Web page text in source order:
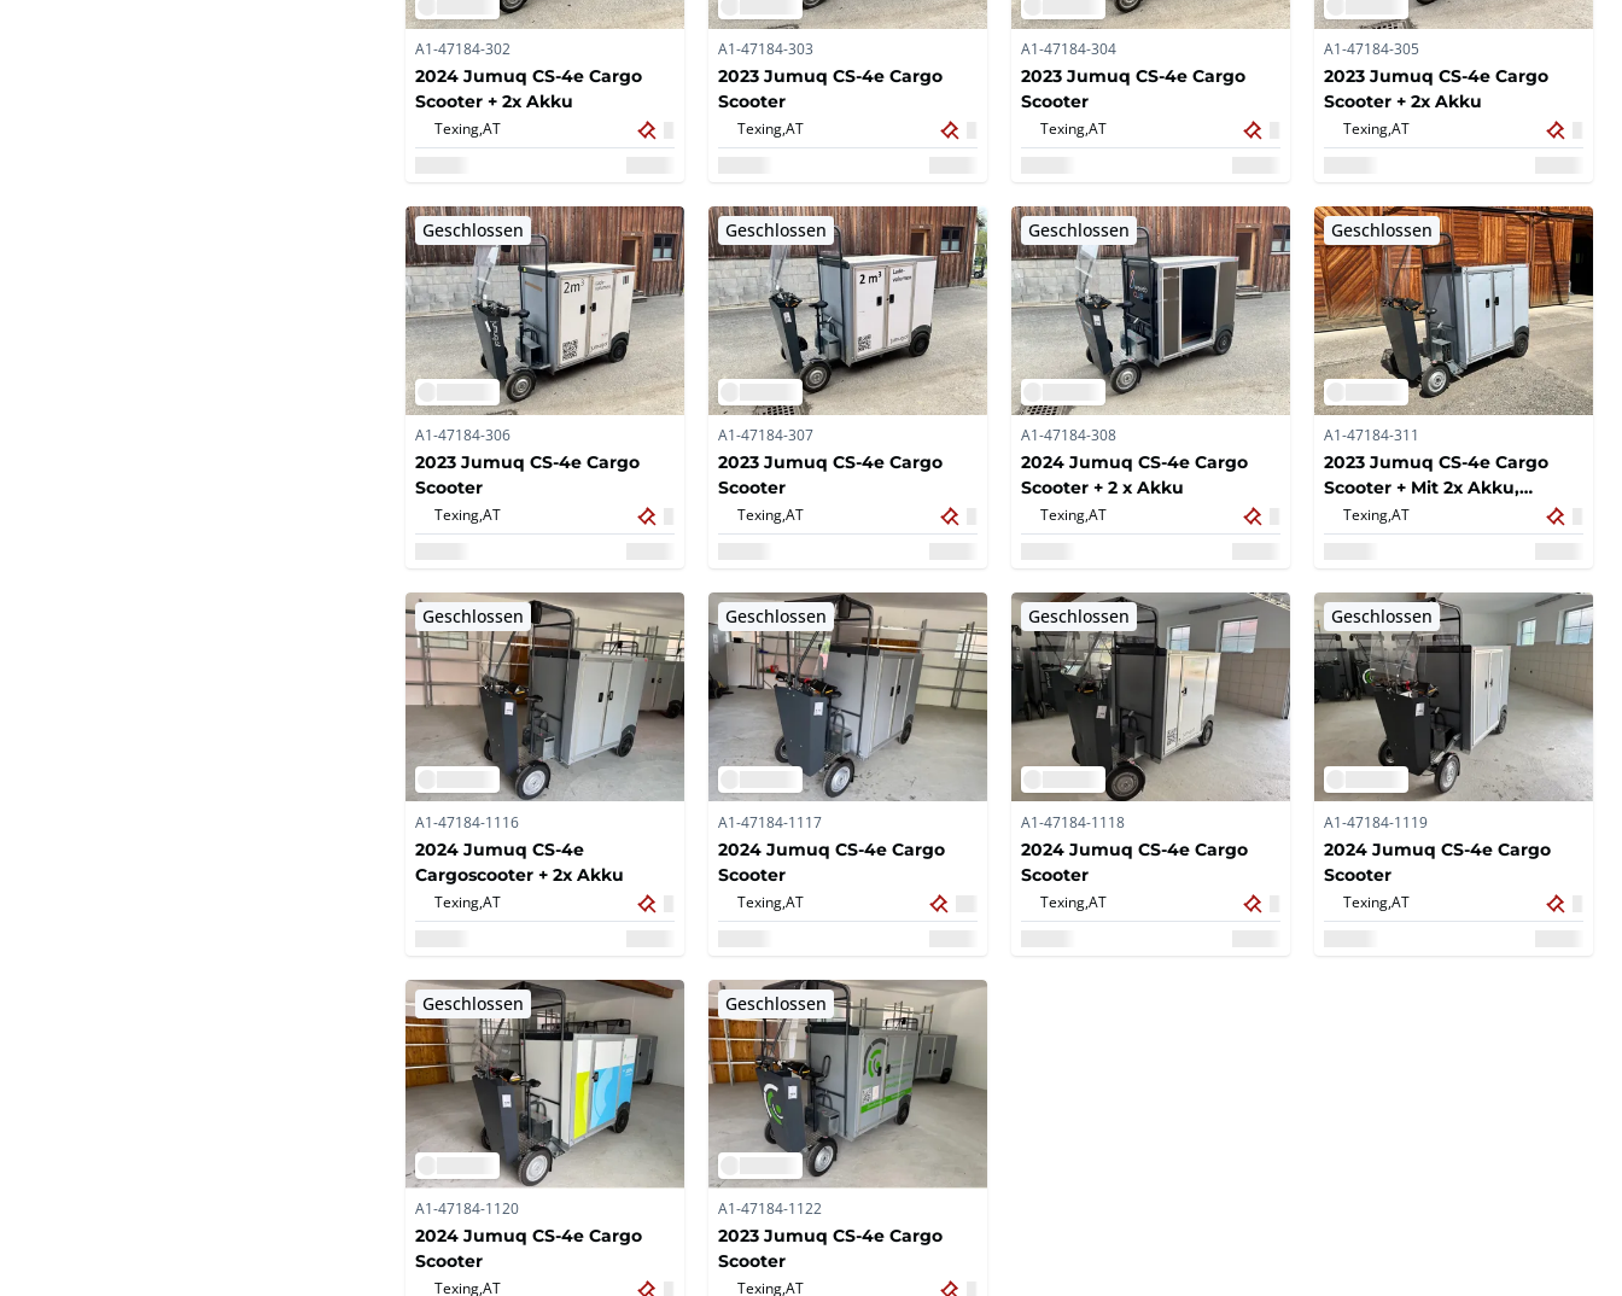
A1-47184-302
2024 Jumuq CS-4e Cargo
Scooter + 2x Akku
Texing,AT
A1-47184-303
2023 Jumuq CS-4e Cargo
Scooter
Texing,AT
A1-47184-304
2023 Jumuq CS-4e Cargo
Scooter
Texing,AT
A1-47184-305
2023 Jumuq CS-4e Cargo
Scooter + 2x Akku
Texing,AT
Geschlossen
A1-47184-306
2023 Jumuq CS-4e Cargo
Scooter
Texing,AT
Geschlossen
A1-47184-307
2023 Jumuq CS-4e Cargo
Scooter
Texing,AT
Geschlossen
A1-47184-308
2024 Jumuq CS-4e Cargo
Scooter + 2 x Akku
Texing,AT
Geschlossen
A1-47184-311
2023 Jumuq CS-4e Cargo
Scooter + Mit 2x Akku,
Dockingstation und
Ladegerät;
Texing,AT
Geschlossen
A1-47184-1116
2024 Jumuq CS-4e
Cargoscooter + 2x Akku
Texing,AT
Geschlossen
A1-47184-1117
2024 Jumuq CS-4e Cargo
Scooter
Texing,AT
Geschlossen
A1-47184-1118
2024 Jumuq CS-4e Cargo
Scooter
Texing,AT
Geschlossen
A1-47184-1119
2024 Jumuq CS-4e Cargo
Scooter
Texing,AT
Geschlossen
A1-47184-1120
2024 Jumuq CS-4e Cargo
Scooter
Texing,AT
Geschlossen
A1-47184-1122
2023 Jumuq CS-4e Cargo
Scooter
Texing,AT